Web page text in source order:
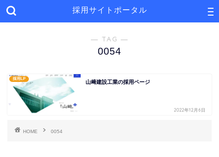
採用サイトポータル
― TAG ―
0054
採用LP
山﨑建設工業の採用ページ
2022年12月6日
HOME 0054